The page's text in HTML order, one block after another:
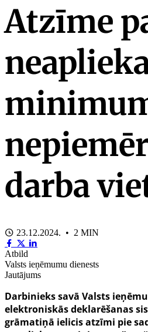
Atzīme
darba
23.12.2024. • 2 MIN
Atbild
Valsts ieņēmumu dienests
Jautājums
Darbinieks savā Valsts
elektroniskās deklarēšanas
grāmatiņā ielicis atzīmi pie